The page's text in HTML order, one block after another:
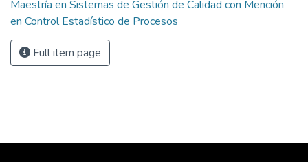
Maestría en Sistemas de Gestión de Calidad con Mención
en Control Estadístico de Procesos
Full item page